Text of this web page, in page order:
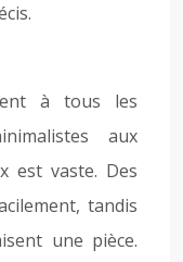
à tous les
aux
est vaste. Des
tandis
une pièce.